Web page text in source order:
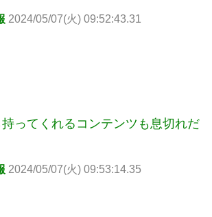
2024/05/07(火) 09:52:43.31
ってくれるコンテンツも息切れだ
2024/05/07(火) 09:53:14.35